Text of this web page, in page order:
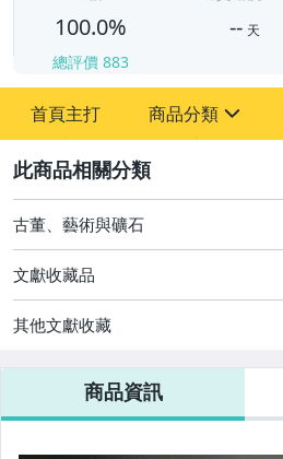
100.0%
總評價 883
-- 天
首頁主打 商品分類
古董、藝術與礦石
玩具、模型與公仔
古董、藝術與礦石
文獻收藏品
其他文獻收藏
商品資訊